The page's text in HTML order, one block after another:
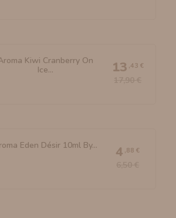
Kiwi Cranberry On
Ice...
13 ,43 €
Eden Désir 10ml By...
4 ,88 €